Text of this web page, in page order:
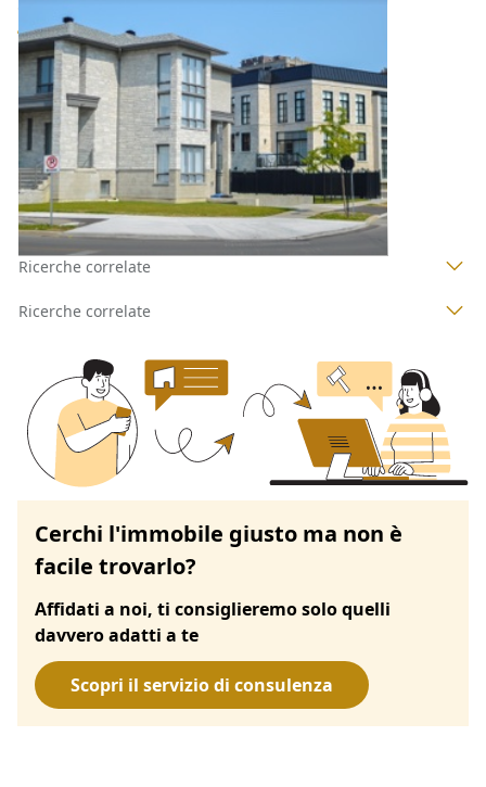
Stanghella (Padova)
42.000 € 56.000 €
Codice asta:6fb4384c
Asta chiusa
1 2 3
Ricerche correlate
Ricerche correlate
Cerchi l'immobile giusto ma non è
facile trovarlo?
Affidati a noi, ti consiglieremo solo quelli
davvero adatti a te
Scopri il servizio di consulenza